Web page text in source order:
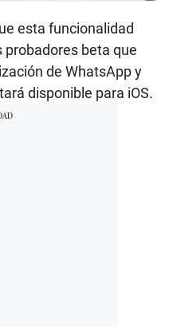
esta funcionalidad
probadores beta que
de WhatsApp y
disponible para iOS.